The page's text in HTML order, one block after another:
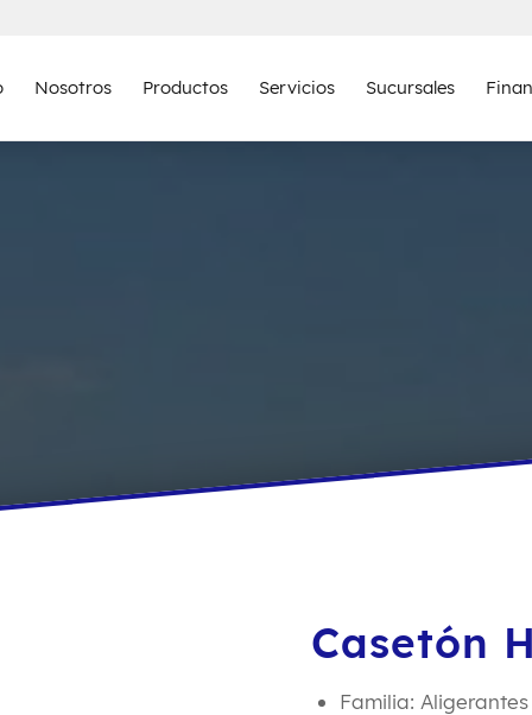
Nosotros Productos Servicios Sucursales
Casetón
Familia: Aligerantes